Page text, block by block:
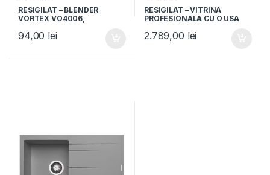
RESIGILAT – BLENDER
VORTEX VO4006,
600W, 2 trepte viteza,
Negru/Rosu
94,00 lei
RESIGILAT – VITRINA
PROFESIONALA CU O USA
l, 5 gratare, Usa sticla, H 173
cm, Alb
2.789,00 lei